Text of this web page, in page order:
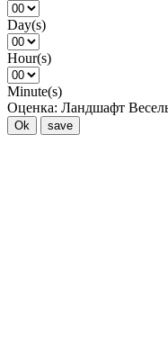
Day(s)
Hour(s)
Minute(s)
Оценка: Ландшафт
Ok save